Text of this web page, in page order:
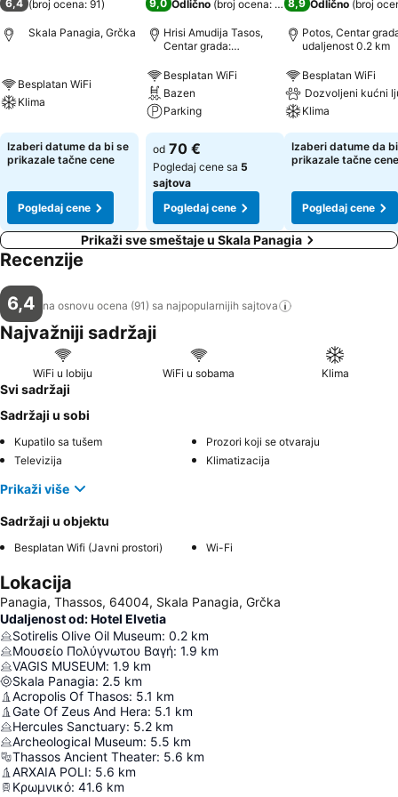
6,4 (broj ocena: 91)
Skala Panagia, Grčka
Besplatan WiFi
Klima
Izaberi datume da bi se
prikazale tačne cene
Pogledaj cene
9,0 Odlično (broj ocena: 446)
Hrisi Amudija Tasos,
Centar grada:
Besplatan WiFi
Bazen
Parking
od 70 €
Pogledaj cene sa 5
sajtova
Pogledaj cene
8,9 Odlično (broj
Potos, Centar
udaljenost 0.2 km
Besplatan WiFi
Dozvoljeni kućni
Klima
Izaberi datume da
prikazale tačne cene
Pogledaj cene
Prikaži sve smeštaje u Skala Panagia
Recenzije
6,4 na osnovu ocena (91) sa najpopularnijih sajtova
Najvažniji sadržaji
WiFi u lobiju WiFi u sobama Klima
Svi sadržaji
Sadržaji u sobi
Kupatilo sa tušem
Prozori koji se otvaraju
Televizija
Klimatizacija
Prikaži više
Sadržaji u objektu
Besplatan Wifi (Javni prostori) Wi-Fi
Lokacija
Panagia, Thassos, 64004, Skala Panagia, Grčka
Udaljenost od: Hotel Elvetia
Sotirelis Olive Oil Museum: 0.2 km
Μουσείο Πολύγνωτου Βαγή: 1.9 km
VAGIS MUSEUM: 1.9 km
Skala Panagia: 2.5 km
Acropolis Of Thasos: 5.1 km
Gate Of Zeus And Hera: 5.1 km
Hercules Sanctuary: 5.2 km
Archeological Museum: 5.5 km
Thassos Ancient Theater: 5.6 km
ARXAIA POLI: 5.6 km
Κρωμνικό: 41.6 km